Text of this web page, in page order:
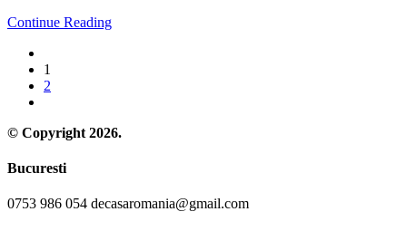
Continue Reading
1
2
© Copyright 2026.
Bucuresti
0753 986 054 decasaromania@gmail.com